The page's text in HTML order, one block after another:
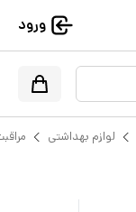
ورود
لوازم بهداشتی